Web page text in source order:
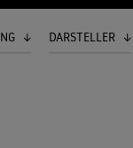
DARSTELLER